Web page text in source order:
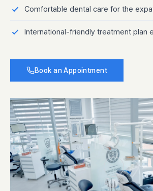
Comfortable dental care for the
International-friendly treatment plan
Book an Appointment